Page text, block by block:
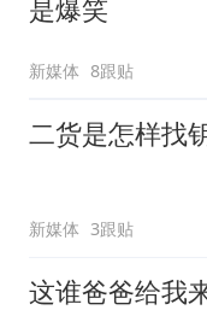
是爆笑
新媒体 8跟贴
二货是怎样找
新媒体 3跟贴
这谁爸爸给我